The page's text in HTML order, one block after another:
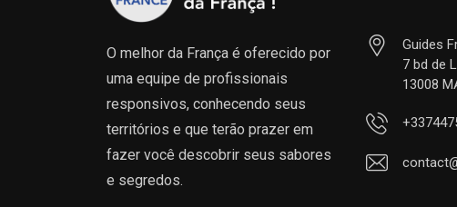
O melhor da França é oferecido por
uma equipe de profissionais
responsivos, conhecendo seus
territórios e que terão prazer em
fazer você descobrir seus sabores
e segredos.
Guides
7 bd de
13008